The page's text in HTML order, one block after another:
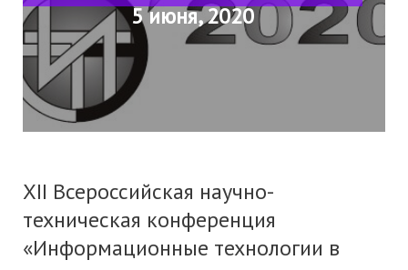
5 июня, 2020
XII Всероссийская научно-
техническая конференция
«Информационные технологии в